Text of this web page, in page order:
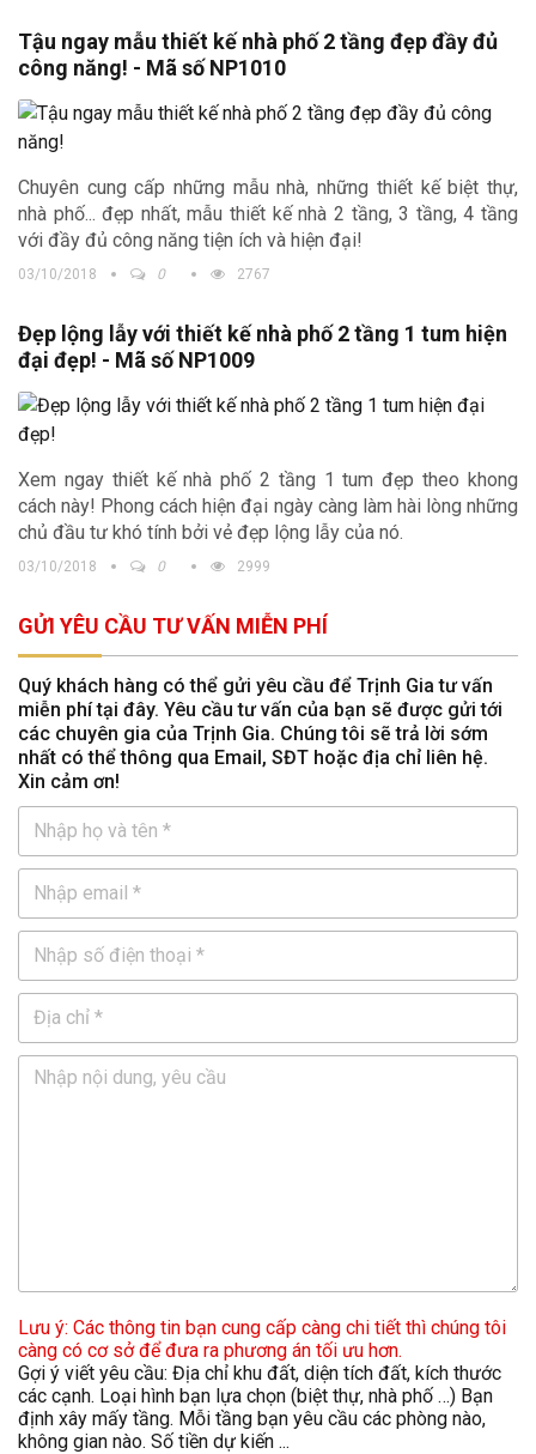
Tậu ngay mẫu thiết kế nhà phố 2 tầng đẹp đầy đủ
công năng! - Mã số NP1010
Chuyên cung cấp những mẫu nhà, những thiết kế biệt thự,
nhà phố... đẹp nhất, mẫu thiết kế nhà 2 tầng, 3 tầng, 4 tầng
với đầy đủ công năng tiện ích và hiện đại!
03/10/2018 0 2767
Đẹp lộng lẫy với thiết kế nhà phố 2 tầng 1 tum hiện
đại đẹp! - Mã số NP1009
Xem ngay thiết kế nhà phố 2 tầng 1 tum đẹp theo khong
cách này! Phong cách hiện đại ngày càng làm hài lòng những
chủ đầu tư khó tính bởi vẻ đẹp lộng lẫy của nó.
03/10/2018 0 2999
GỬI YÊU CẦU TƯ VẤN MIỄN PHÍ
Quý khách hàng có thể gửi yêu cầu để Trịnh Gia tư vấn
miễn phí tại đây. Yêu cầu tư vấn của bạn sẽ được gửi tới
các chuyên gia của Trịnh Gia. Chúng tôi sẽ trả lời sớm
nhất có thể thông qua Email, SĐT hoặc địa chỉ liên hệ.
Xin cảm ơn!
Lưu ý: Các thông tin bạn cung cấp càng chi tiết thì chúng tôi
càng có cơ sở để đưa ra phương án tối ưu hơn.
Gợi ý viết yêu cầu: Địa chỉ khu đất, diện tích đất, kích thước
các cạnh. Loại hình bạn lựa chọn (biệt thự, nhà phố …) Bạn
định xây mấy tầng. Mỗi tầng bạn yêu cầu các phòng nào,
không gian nào. Số tiền dự kiến ...